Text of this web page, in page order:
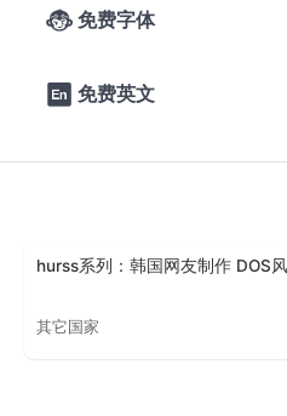
 免费字体
 免费英文
hurss系列：韩国网友制作 DOS
其它国家